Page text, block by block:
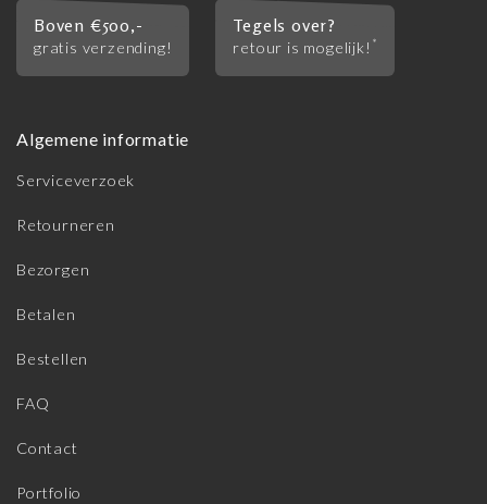
Boven €500,-
gratis verzending!
Tegels over?
retour is mogelijk! *
Algemene informatie
Serviceverzoek
Retourneren
Bezorgen
Betalen
Bestellen
FAQ
Contact
Portfolio